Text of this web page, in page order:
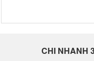
CHI NHANH